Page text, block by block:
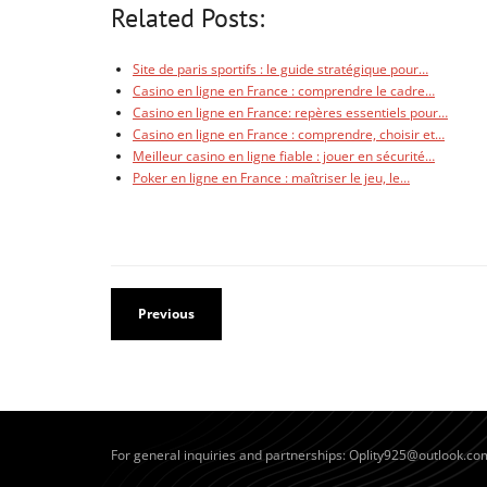
Related Posts:
Site de paris sportifs : le guide stratégique pour…
Casino en ligne en France : comprendre le cadre…
Casino en ligne en France: repères essentiels pour…
Casino en ligne en France : comprendre, choisir et…
Meilleur casino en ligne fiable : jouer en sécurité…
Poker en ligne en France : maîtriser le jeu, le…
Previous
For general inquiries and partnerships: